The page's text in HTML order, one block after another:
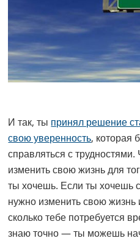
И так, ты принял решение
свою уверенность, которая
справляться с
изменить свою жизнь для
ты хочешь. Если ты хочешь
нужно изменить свою
сколько тебе потребуется
знаю точно — ты можешь